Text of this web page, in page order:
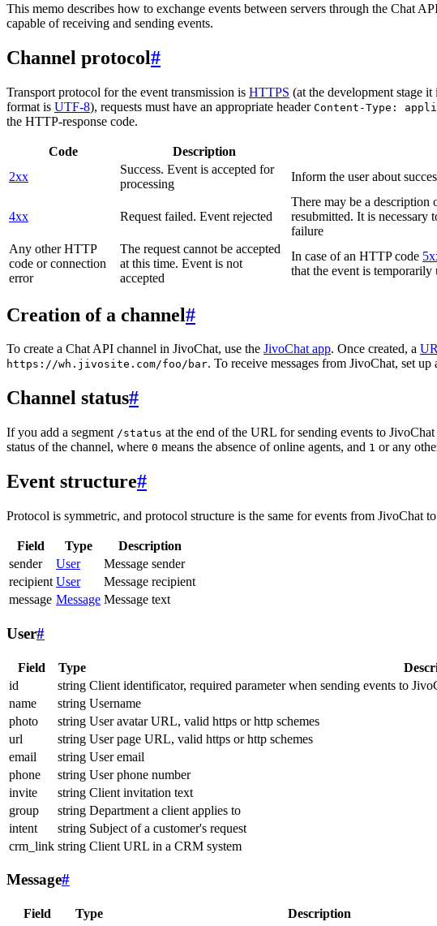
This memo describes how to exchange events between servers through the Chat
capable of receiving and sending events.
Channel protocol#
Transport protocol for the event transmission is HTTPS (at the development stage
format is UTF-8), requests must have an appropriate header Content-Type:
the HTTP-response code.
Code Description
2xx
Success. Event is accepted for
processing
Inform the user about
4xx Request failed. Event rejected
There may be a description
resubmitted. It is necessary
failure
Any other HTTP
code or connection
error
The request cannot be accepted
at this time. Event is not
accepted
In case of an HTTP code
that the event is
Creation of a channel#
To create a Chat API channel in JivoChat, use the JivoChat app. Once created, a
https://wh.jivosite.com/foo/bar. To receive messages from JivoChat, set
Channel status#
If you add a segment /status at the end of the URL for sending events to
status of the channel, where 0 means the absence of online agents, and 1 or any
Event structure#
Protocol is symmetric, and protocol structure is the same for events from JivoChat
Field Type
Description
sender
User
Message sender
recipient User
Message recipient
message Message Message text
User#
Field Type
id
string Client identificator, required parameter when sending events to
name
string Username
photo
string User avatar URL, valid https or http schemes
url
string User page URL, valid https or http schemes
email
string User email
phone
string User phone number
invite
string Client invitation text
group
string Department a client applies to
intent
string Subject of a customer's request
crm_link string Client URL in a CRM system
Message#
Field Type Description